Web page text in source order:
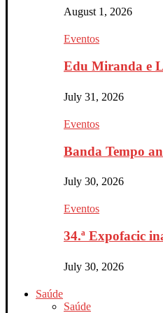
August 1, 2026
Eventos
Edu Miranda e
July 31, 2026
Eventos
Banda Tempo
July 30, 2026
Eventos
34.ª Expofacic
July 30, 2026
Saúde
Saúde